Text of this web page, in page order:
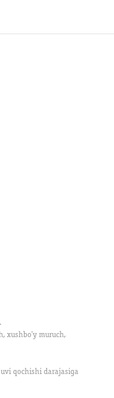
xushbo'y muruch,
qochishi darajasiga